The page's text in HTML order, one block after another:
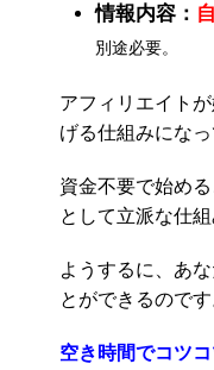
情報内容：
別途必要。
アフィリエイト
げる仕組みになっ
資金不要で始め
として立派な仕
ようするに、あ
とができるのです
空き時間でコツ